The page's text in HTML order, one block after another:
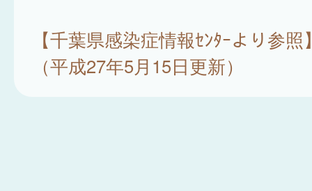
【千葉県感染症情報ｾﾝﾀｰより参照
（平成27年5月15日更新）